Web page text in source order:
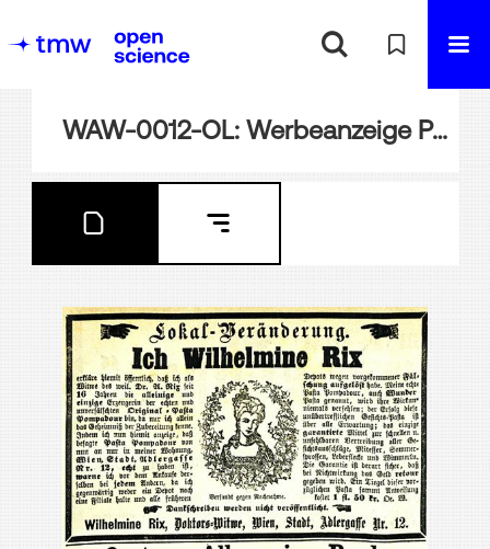
WAW-0012-OL: Werbeanzeige Pasta Pompadour